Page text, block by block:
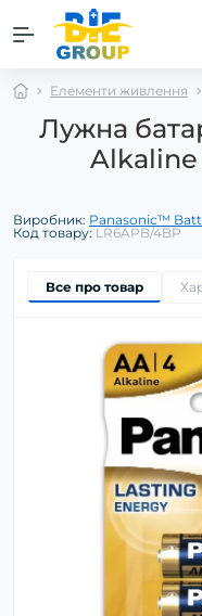
Елементи живлення
Лужна
Виробник: Panasonic™
Код товару: LR6APB/4BP
Все про товар